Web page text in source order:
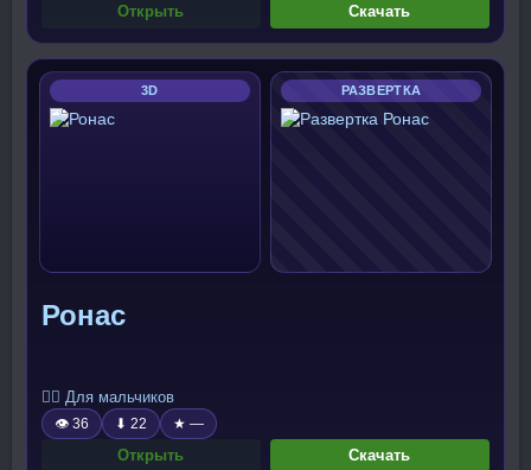
Открыть Скачать
3D РАЗВЕРТКА
Ронас
🧍‍♂️ Для мальчиков
👁 36 ⬇ 22 ★ —
Открыть Скачать